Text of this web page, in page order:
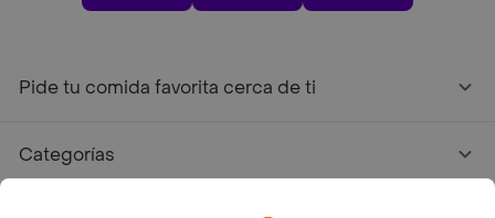
Pide tu comida favorita cerca de ti
Categorías